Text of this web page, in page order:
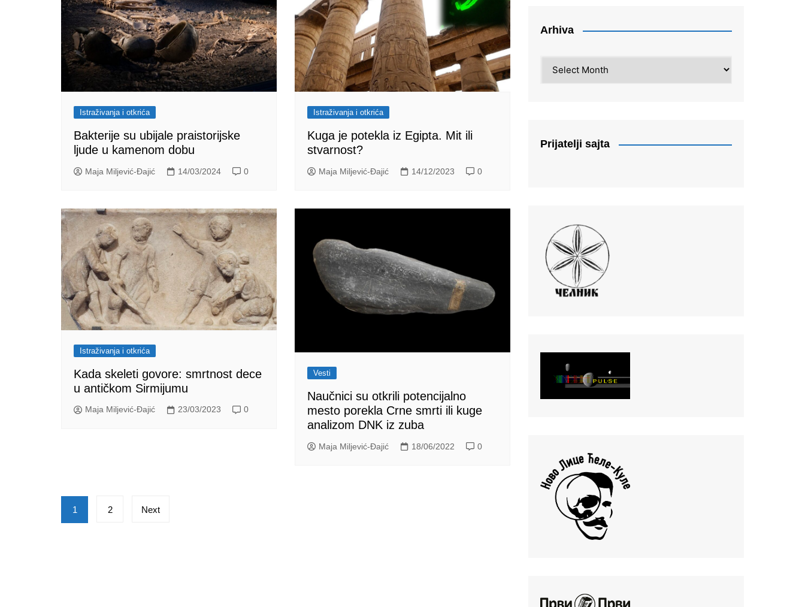
Istraživanja i otkrića
Bakterije su ubijale praistorijske
ljude u kamenom dobu
Maja Miljević-Đajić 14/03/2024 0
Istraživanja i otkrića
Kuga je potekla iz Egipta. Mit ili
stvarnost?
Maja Miljević-Đajić 14/12/2023 0
Istraživanja i otkrića
Kada skeleti govore: smrtnost dece
u antičkom Sirmijumu
Maja Miljević-Đajić 23/03/2023 0
Vesti
Naučnici su otkrili potencijalno
mesto porekla Crne smrti ili kuge
analizom DNK iz zuba
Maja Miljević-Đajić 18/06/2022 0
Posts
pagination
1 2 Next
Arhiva
Prijatelji sajta